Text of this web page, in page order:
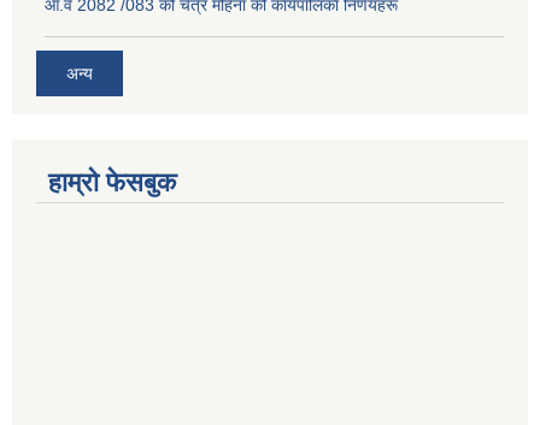
आ.व 2082 /083 को चैत्र महिना को कार्यपालिका निर्णयहरू
अन्य
हाम्रो फेसबुक